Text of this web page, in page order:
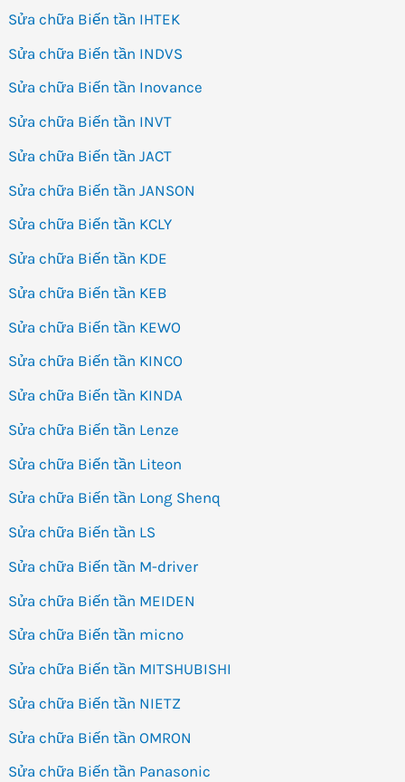
Sửa chữa Biến tần IHTEK
Sửa chữa Biến tần INDVS
Sửa chữa Biến tần Inovance
Sửa chữa Biến tần INVT
Sửa chữa Biến tần JACT
Sửa chữa Biến tần JANSON
Sửa chữa Biến tần KCLY
Sửa chữa Biến tần KDE
Sửa chữa Biến tần KEB
Sửa chữa Biến tần KEWO
Sửa chữa Biến tần KINCO
Sửa chữa Biến tần KINDA
Sửa chữa Biến tần Lenze
Sửa chữa Biến tần Liteon
Sửa chữa Biến tần Long Shenq
Sửa chữa Biến tần LS
Sửa chữa Biến tần M-driver
Sửa chữa Biến tần MEIDEN
Sửa chữa Biến tần micno
Sửa chữa Biến tần MITSHUBISHI
Sửa chữa Biến tần NIETZ
Sửa chữa Biến tần OMRON
Sửa chữa Biến tần Panasonic